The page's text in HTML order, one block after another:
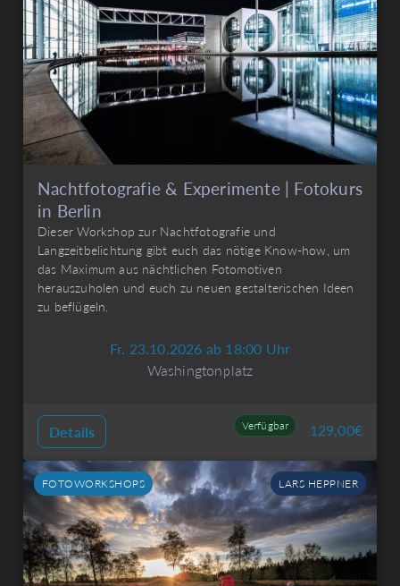
Nachtfotografie & Experimente | Fotokurs
in Berlin
Dieser Workshop zur Nachtfotografie und
Langzeitbelichtung gibt euch das nötige Know-how, um
das Maximum aus nächtlichen Fotomotiven
herauszuholen und euch zu neuen gestalterischen Ideen
zu beflügeln.
Fr. 23.10.2026 ab 18:00 Uhr
Washingtonplatz
Details Verfügbar 129,00€
FOTOWORKSHOPS LARS HEPPNER